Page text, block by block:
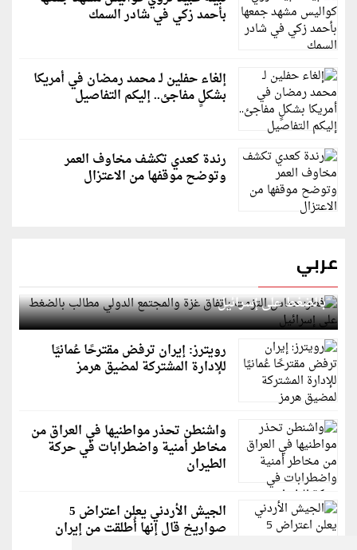
بأحمد زكي في شادر السمك
إلغاء حفلين لـ محمد رمضان في أمريكا
بشكلٍ مفاجئ.. إليكم التفاصيل
رندة كعدي تكشف مخاوف العمر
وتوضح موقفها من الاعتزال
عربي
قطر: حماس التزمت باتفاق غزة والمجتمع الدولي مطالب
بالضغط على إسرائيل
رويترز: إيران ترفض مقترحًا عُمانيًا
للإدارة المشتركة لمضيق هرمز
واشنطن تحذر مواطنيها في العراق من
مخاطر أمنية واضطرابات في حركة
الطيران
الجيش الأردني يعلن اعتراض 5
صواريخ قال إنها أُطلقت من إيران